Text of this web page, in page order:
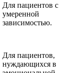
Для пациентов с
умеренной
зависимостью.
Для пациентов,
нуждающихся в